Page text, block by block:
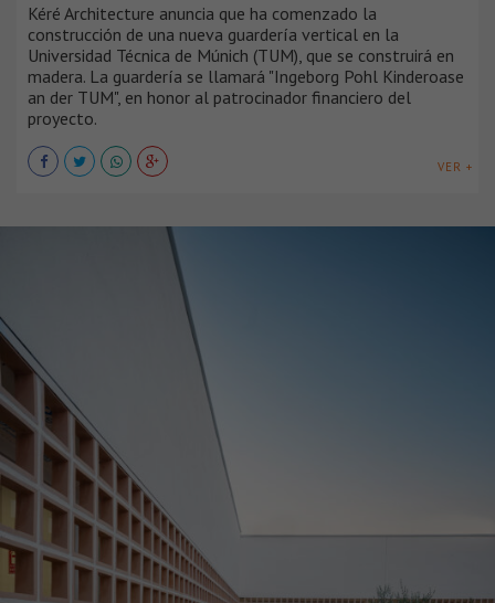
Kéré Architecture anuncia que ha comenzado la
construcción de una nueva guardería vertical en la
Universidad Técnica de Múnich (TUM), que se construirá en
madera. La guardería se llamará "Ingeborg Pohl Kinderoase
an der TUM", en honor al patrocinador financiero del
proyecto.
VER +